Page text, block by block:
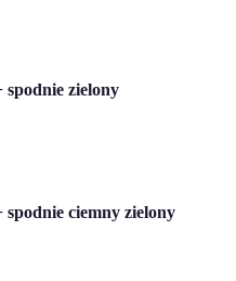
zielony
ciemny zielony